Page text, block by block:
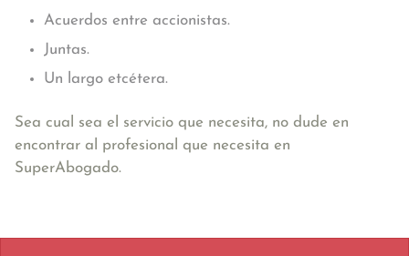
Acuerdos entre accionistas.
Juntas.
Un largo etcétera.
Sea cual sea el servicio que necesita, no dude en
encontrar al profesional que necesita en
SuperAbogado.